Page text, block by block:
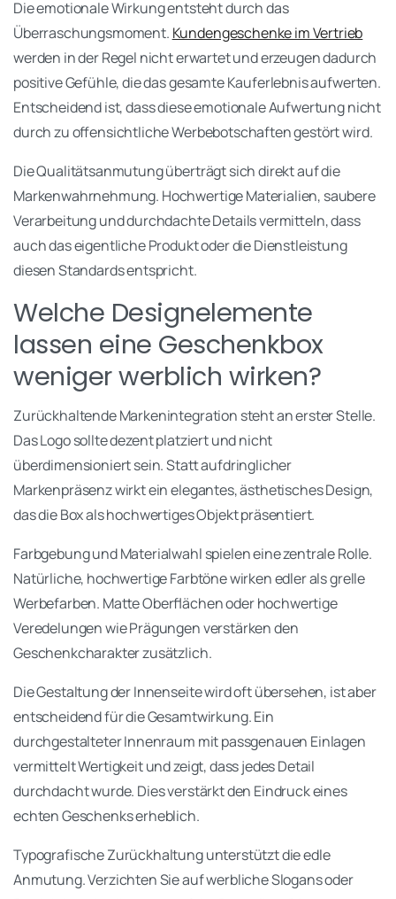
Die emotionale Wirkung entsteht durch das
Überraschungsmoment. Kundengeschenke im Vertrieb
werden in der Regel nicht erwartet und erzeugen dadurch
positive Gefühle, die das gesamte Kauferlebnis aufwerten.
Entscheidend ist, dass diese emotionale Aufwertung nicht
durch zu offensichtliche Werbebotschaften gestört wird.
Die Qualitätsanmutung überträgt sich direkt auf die
Markenwahrnehmung. Hochwertige Materialien, saubere
Verarbeitung und durchdachte Details vermitteln, dass
auch das eigentliche Produkt oder die Dienstleistung
diesen Standards entspricht.
Welche Designelemente
lassen eine Geschenkbox
weniger werblich wirken?
Zurückhaltende Markenintegration steht an erster Stelle.
Das Logo sollte dezent platziert und nicht
überdimensioniert sein. Statt aufdringlicher
Markenpräsenz wirkt ein elegantes, ästhetisches Design,
das die Box als hochwertiges Objekt präsentiert.
Farbgebung und Materialwahl spielen eine zentrale Rolle.
Natürliche, hochwertige Farbtöne wirken edler als grelle
Werbefarben. Matte Oberflächen oder hochwertige
Veredelungen wie Prägungen verstärken den
Geschenkcharakter zusätzlich.
Die Gestaltung der Innenseite wird oft übersehen, ist aber
entscheidend für die Gesamtwirkung. Ein
durchgestalteter Innenraum mit passgenauen Einlagen
vermittelt Wertigkeit und zeigt, dass jedes Detail
durchdacht wurde. Dies verstärkt den Eindruck eines
echten Geschenks erheblich.
Typografische Zurückhaltung unterstützt die edle
Anmutung. Verzichten Sie auf werbliche Slogans oder